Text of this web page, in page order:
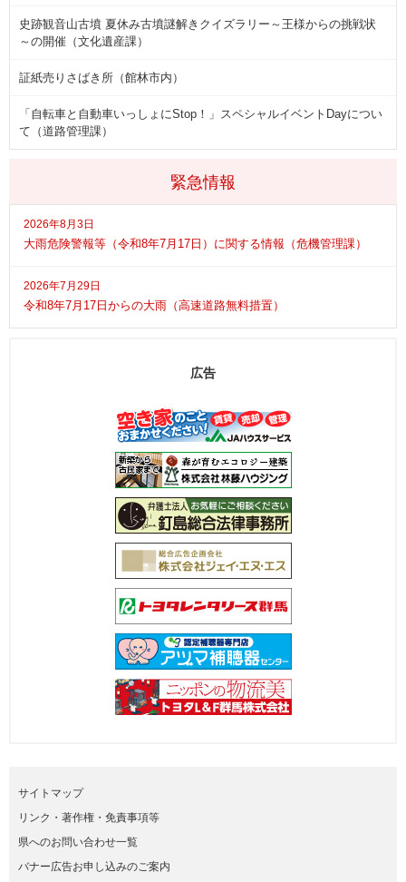
緊急情報
2026年8月3日
大雨危険警報等（令和8年7月17日）に関する情報（危機管理課）
2026年7月29日
令和8年7月17日からの大雨（高速道路無料措置）
史跡観音山古墳 夏休み古墳謎解きクイズラリー～王様からの挑戦状
～の開催（文化遺産課）
証紙売りさばき所（館林市内）
「自転車と自動車いっしょにStop！」スペシャルイベントDayについ
て（道路管理課）
広告
サイトマップ
リンク・著作権・免責事項等
県へのお問い合わせ一覧
バナー広告お申し込みのご案内